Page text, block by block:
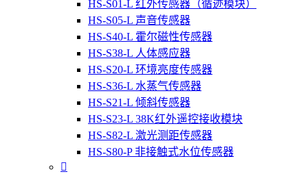
HS-S01-L 红外传感器（循迹模块）
HS-S05-L 声音传感器
HS-S40-L 霍尔磁性传感器
HS-S38-L 人体感应器
HS-S20-L 环境亮度传感器
HS-S36-L 水蒸气传感器
HS-S21-L 倾斜传感器
HS-S23-L 38K红外遥控接收模块
HS-S82-L 激光测距传感器
HS-S80-P 非接触式水位传感器
